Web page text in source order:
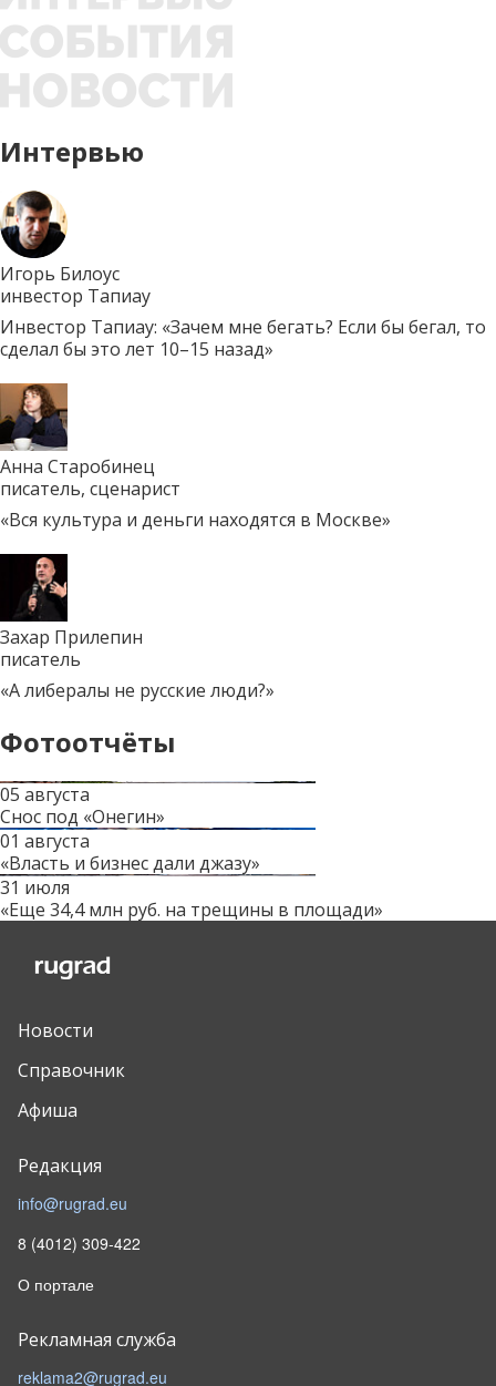
Интервью
Игорь Билоус
инвестор Тапиау
Инвестор Тапиау: «Зачем мне бегать? Если бы бегал, то
сделал бы это лет 10–15 назад»
Анна Старобинец
писатель, сценарист
«Вся культура и деньги находятся в Москве»
Захар Прилепин
писатель
«А либералы не русские люди?»
Фотоотчёты
05 августа
Снос под «Онегин»
01 августа
«Власть и бизнес дали джазу»
31 июля
«Еще 34,4 млн руб. на трещины в площади»
Новости
Справочник
Афиша
Редакция
info@rugrad.eu
8 (4012) 309-422
О портале
Рекламная служба
reklama2@rugrad.eu